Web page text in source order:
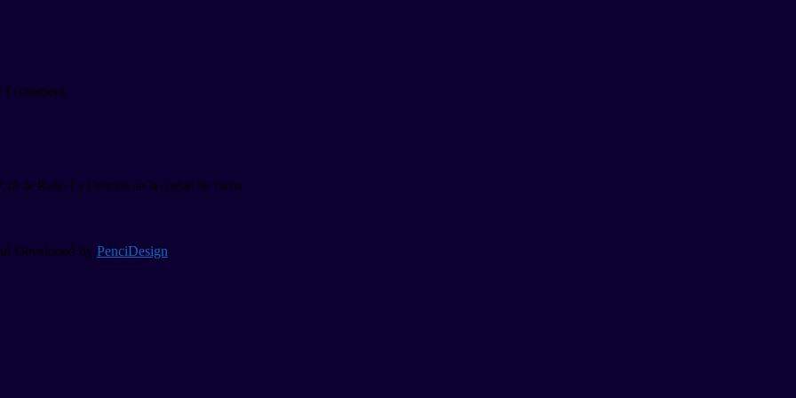
I comment.
de Radio La Estación en la ciudad de Tacna.
Developed by PenciDesign